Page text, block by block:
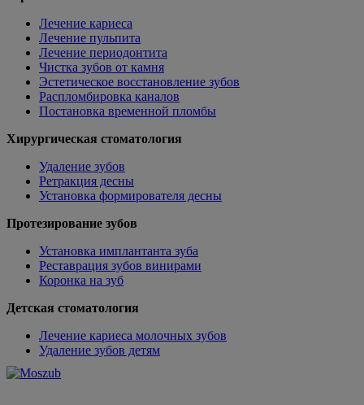
Лечение кариеса
Лечение пульпита
Лечение периодонтита
Чистка зубов от камня
Эстетическое восстановление зубов
Распломбировка каналов
Постановка временной пломбы
Хирургическая стоматология
Удаление зубов
Ретракция десны
Установка формирователя десны
Протезирование зубов
Установка имплантанта зуба
Реставрация зубов винирами
Коронка на зуб
Детская стоматология
Лечение кариеса молочных зубов
Удаление зубов детям